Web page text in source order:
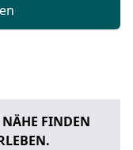
NÄHE FINDEN